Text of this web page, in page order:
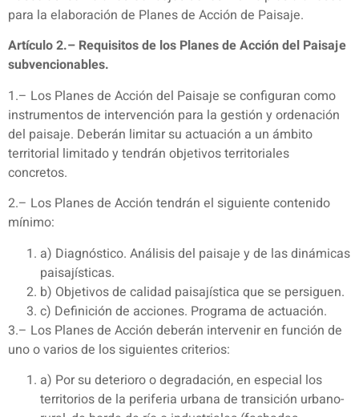
para la elaboración de Planes de Acción de Paisaje.
Artículo 2.– Requisitos de los Planes de Acción del Paisaje
subvencionables.
1.– Los Planes de Acción del Paisaje se configuran como
instrumentos de intervención para la gestión y ordenación
del paisaje. Deberán limitar su actuación a un ámbito
territorial limitado y tendrán objetivos territoriales
concretos.
2.– Los Planes de Acción tendrán el siguiente contenido
mínimo:
a) Diagnóstico. Análisis del paisaje y de las dinámicas
paisajísticas.
b) Objetivos de calidad paisajística que se persiguen.
c) Definición de acciones. Programa de actuación.
3.– Los Planes de Acción deberán intervenir en función de
uno o varios de los siguientes criterios:
a) Por su deterioro o degradación, en especial los
territorios de la periferia urbana de transición urbano-